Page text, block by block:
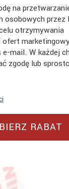
jeszcze
nie
szczelnie i
ma innego
szczelne
taśmą kilka
a da nam
na
osobowych przez
otrzymywania
e-mail. W każdej
zgodę lub
RABAT